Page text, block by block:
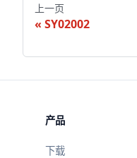
上一页
SY02002
产品
下载